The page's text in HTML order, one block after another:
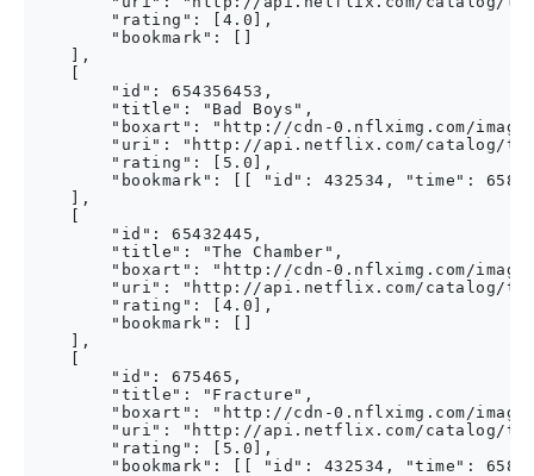
        "rating": [4.0],
        "bookmark": []
    ],
        "id": 654356453,
        "title": "Bad Boys",
"boxart": "http://cdn-0.nflximg.com/
"uri": "http://api.netflix.com/catalog/
        "rating": [5.0],
"bookmark": [[ "id": 432534, "time":
    ],
        "id": 65432445,
        "title": "The Chamber",
"boxart": "http://cdn-0.nflximg.com/
"uri": "http://api.netflix.com/catalog/
        "rating": [4.0],
        "bookmark": []
    ],
        "id": 675465,
        "title": "Fracture",
"boxart": "http://cdn-0.nflximg.com/
"uri": "http://api.netflix.com/catalog/
        "rating": [5.0],
"bookmark": [[ "id": 432534, "time":